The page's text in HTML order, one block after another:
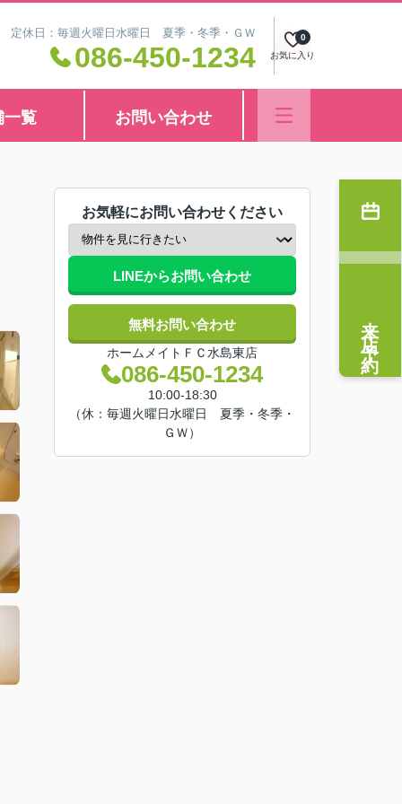
定休日：毎週火曜日水曜日 夏季・冬季・ＧＷ
086-450-1234 お気に入り
0
一覧 お問い合わせ
お気軽にお問い合わせください
LINEからお問い合わせ
無料お問い合わせ
ホームメイトＦＣ水島東店
086-450-1234
10:00-18:30
（休：毎週火曜日水曜日 夏季・冬季・
ＧＷ）
来店予約